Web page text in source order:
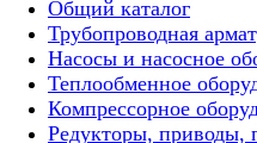
Общий каталог
Трубопроводная
Насосы и насосное
Теплообменное
Компрессорное
Редукторы, приводы,